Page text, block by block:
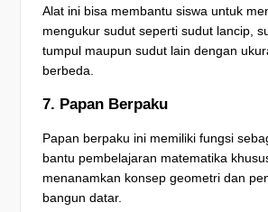
Alat ini bisa membantu siswa untuk
mengukur sudut seperti sudut lancip,
tumpul maupun sudut lain dengan
berbeda.
7. Papan Berpaku
Papan berpaku ini memiliki fungsi
bantu pembelajaran matematika
menanamkan konsep geometri dan
bangun datar.